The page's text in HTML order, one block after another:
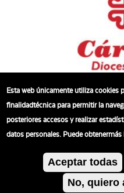
Esta web únicamente utiliza cookies
finalidadtécnica para permitir la
posteriores accesos y realizar
datos personales. Puede
Aceptar todas
No, quiero